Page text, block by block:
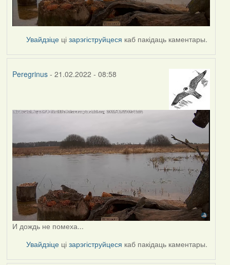
Увайдзіце цізарэгіструйцеся каб пакідаць каментары.
Peregrinus- 21.02.2022 - 08:58
И дождь не помеха...
Увайдзіце цізарэгіструйцеся каб пакідаць каментары.